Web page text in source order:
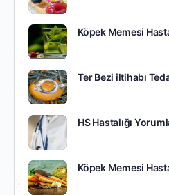
Köpek Memesi
Ter Bezi iltihabı
HS Hastalığı
Köpek Memesi